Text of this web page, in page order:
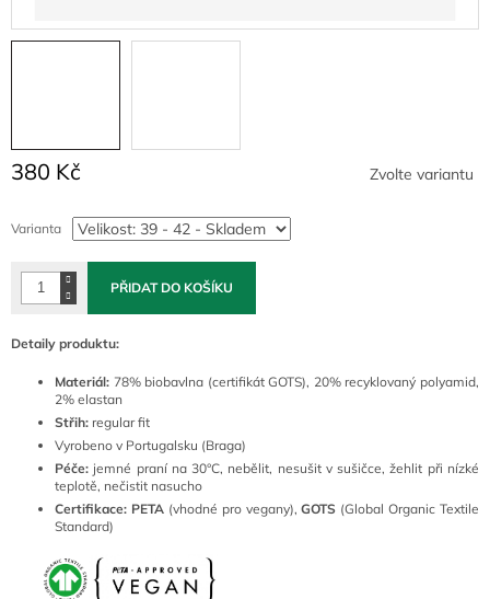
380 Kč
cena:
Zvolte variantu
Varianta
PŘIDAT DO KOŠÍKU
Detaily produktu:
Materiál: 78% biobavlna (certifikát GOTS), 20% recyklovaný polyamid,
2% elastan
Střih: regular fit
Vyrobeno v Portugalsku (Braga)
Péče: jemné praní na 30°C, nebělit, nesušit v sušičce, žehlit při nízké
teplotě, nečistit nasucho
Certifikace: PETA (vhodné pro vegany),GOTS (Global Organic Textile
Standard)